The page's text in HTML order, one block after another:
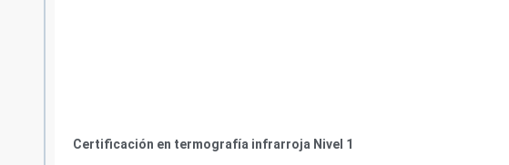
Certificación en termografía infrarroja Nivel 1